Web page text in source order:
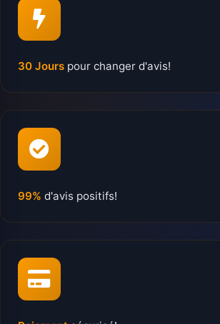
30 Jours pour changer d'avis!
99% d'avis positifs!